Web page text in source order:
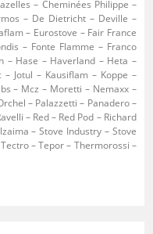
– Cheminées Philippe –
– De Dietricht – Deville –
– Eurostove – Fair France
– Fonte Flamme – Franco
– Hase – Haverland – Heta –
Jotul – Kausiflam – Koppe –
– Mcz – Moretti – Nemaxx –
– Palazzetti – Panadero –
– Red – Red Pod – Richard
– Stove Industry – Stove
– Tepor – Thermorossi –